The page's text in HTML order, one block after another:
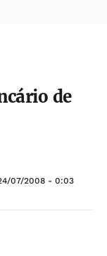
de
07/2008 - 0:03